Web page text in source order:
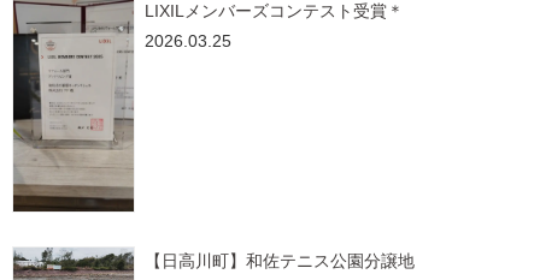
LIXILメンバーズコンテスト受賞＊
2026.03.25
【日高川町】和佐テニス公園分譲地